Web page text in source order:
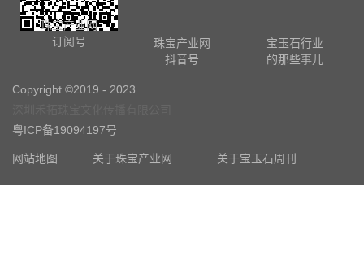
珠宝产业网
订阅号
珠宝产业网
抖音号
宝玉石行业
的那些事儿
Copyright ©2019 - 2023
粤ICP备19094197号
网站地图 关于珠宝产业网 关于宝玉石周刊